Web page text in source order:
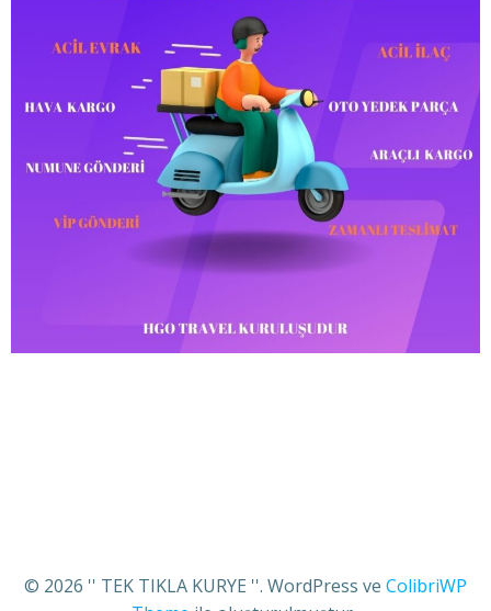
© 2026 '' TEK TIKLA KURYE ''. WordPress ve ColibriWP